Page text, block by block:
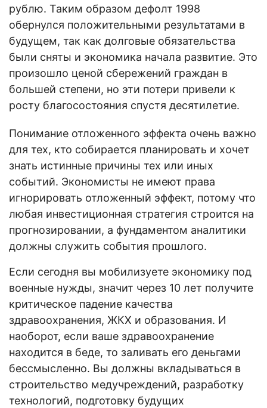
рублю. Таким образом дефолт 1998
обернулся положительными результатами в
будущем, так как долговые обязательства
были сняты и экономика начала развитие. Это
произошло ценой сбережений граждан в
большей степени, но эти потери привели к
росту благосостояния спустя десятилетие.
Понимание отложенного эффекта очень важно
для тех, кто собирается планировать и хочет
знать истинные причины тех или иных
событий. Экономисты не имеют права
игнорировать отложенный эффект, потому что
любая инвестиционная стратегия строится на
прогнозировании, а фундаментом аналитики
должны служить события прошлого.
Если сегодня вы мобилизуете экономику под
военные нужды, значит через 10 лет получите
критическое падение качества
здравоохранения, ЖКХ и образования. И
наоборот, если ваше здравоохранение
находится в беде, то заливать его деньгами
бессмысленно. Вы должны вкладываться в
строительство медучреждений, разработку
технологий, подготовку будущих